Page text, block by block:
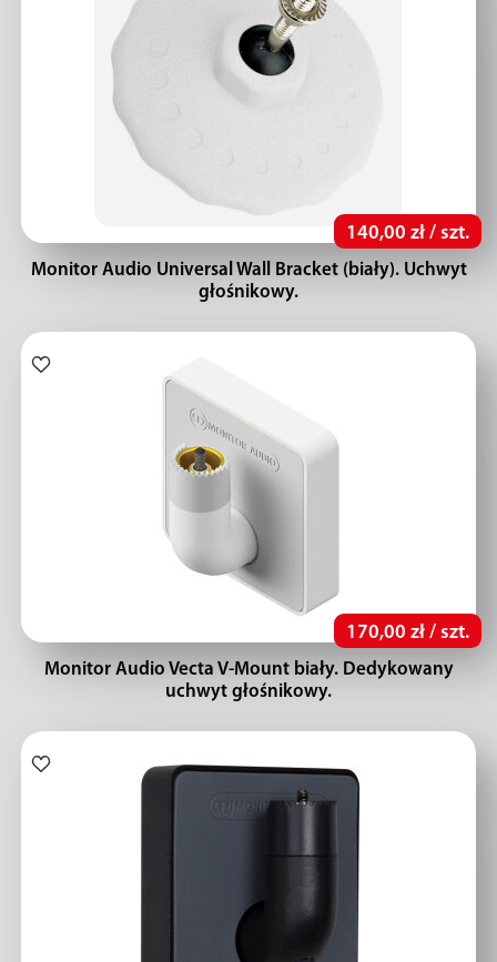
140,00 zł / szt.
Monitor Audio Universal Wall Bracket (biały). Uchwyt
głośnikowy.
170,00 zł / szt.
Monitor Audio Vecta V-Mount biały. Dedykowany
uchwyt głośnikowy.